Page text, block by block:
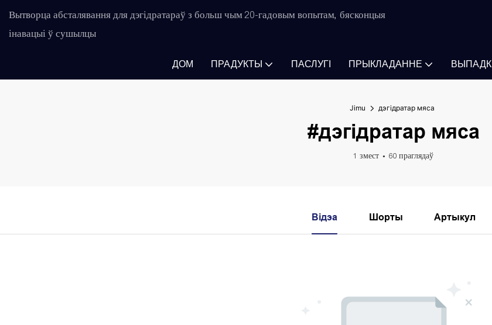
Вытворца абсталявання для дэгідратараў з больш чым 20-гадовым вопытам, бясконцыя
інавацыі ў сушылцы
ДОМ ПРАДУКТЫ ПАСЛУГІ ПРЫКЛАДАННЕ ВЫПАДКІ
Jimu дэгідратар мяса
#дэгідратар мяса
1 змест 60 праглядаў
Відэа Шорты Артыкул